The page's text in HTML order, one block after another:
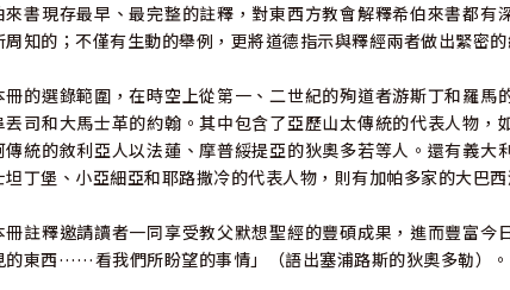
來書現存最早、最完整的註釋，對東西方教會解釋希伯來書都
周知的；不僅有生動的舉例，更將道德指示與釋經兩者做出緊密的
冊的選錄範圍，在時空上從第一、二世紀的殉道者游斯丁和羅馬
丟司和大馬士革的約翰。其中包含了亞歷山太傳統的代表人物
傳統的敘利亞人以法蓮、摩普綏提亞的狄奧多若等人。還有義
坦丁堡、小亞細亞和耶路撒冷的代表人物，則有加帕多家的大巴
冊註釋邀請讀者一同享受教父默想聖經的豐碩成果，進而豐富
的東西……看我們所盼望的事情」（語出塞浦路斯的狄奧多勒）。